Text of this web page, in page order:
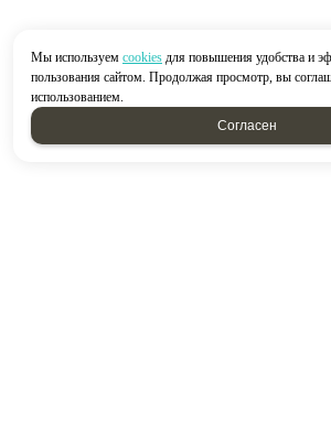
Мы используем cookies для повышения удобства и
пользования сайтом. Продолжая просмотр, вы
использованием.
Согласен